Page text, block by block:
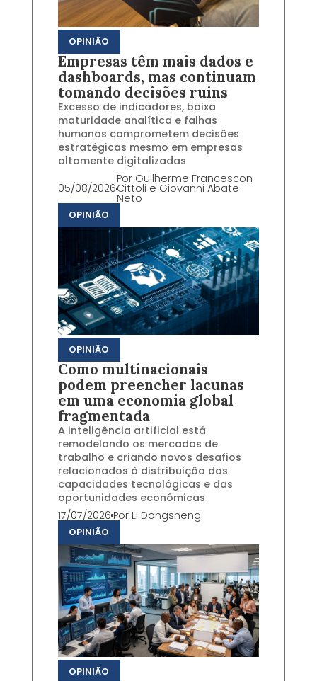
OPINIÃO
Empresas têm mais dados e
dashboards, mas continuam
tomando decisões ruins
Excesso de indicadores, baixa
maturidade analítica e falhas
humanas comprometem decisões
estratégicas mesmo em empresas
altamente digitalizadas
05/08/2026
Por Guilherme Francescon
Cittoli e Giovanni Abate
Neto
OPINIÃO
OPINIÃO
Como multinacionais
podem preencher lacunas
em uma economia global
fragmentada
A inteligência artificial está
remodelando os mercados de
trabalho e criando novos desafios
relacionados à distribuição das
capacidades tecnológicas e das
oportunidades econômicas
17/07/2026Por Li Dongsheng
OPINIÃO
OPINIÃO